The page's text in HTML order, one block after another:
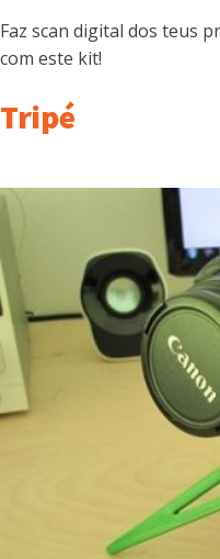
Faz scan digital dos teus
com este kit!
Tripé